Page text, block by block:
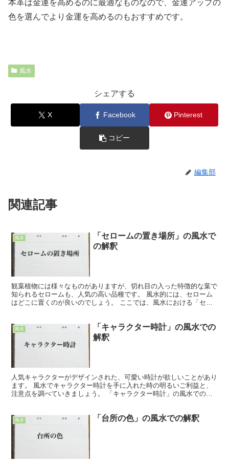
本革は金運を高めるのに最適なものなので、金運アップの
色を選んでより金運を高めるのもおすすめです。
風水
シェアする
X Facebook Pinterest
コピー
編集部
関連記事
風水
「セロームの置き場所」の風水で
の解釈
観葉植物には様々なものがありますが、切れ目の入った特徴的な葉で
知られるセロームも、人気の高い品種です。 風水的には、セローム
はどこに置くのが良いのでしょう。 ここでは、風水における「セロ
風水
「キャラクター時計」の風水での
解釈
人気キャラクターがデザインされた、可愛い時計が欲しいことがあり
ます。 風水でキャラクター時計を手に入れた時の明るいご利益と、
注意点を調べていきましょう。 「キャラクター時計」の風水での効
風水 「台所の色」の風水での解釈